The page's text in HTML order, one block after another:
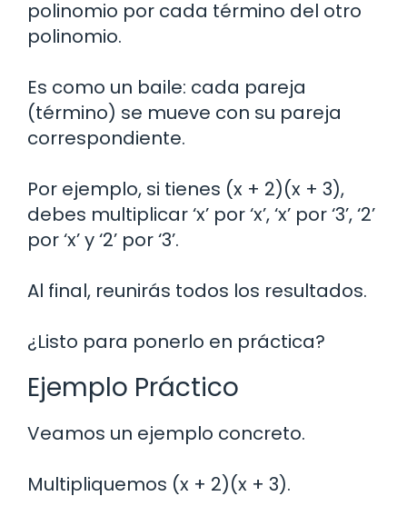
polinomio por cada término del otro
polinomio.
Es como un baile: cada pareja
(término) se mueve con su pareja
correspondiente.
Por ejemplo, si tienes (x + 2)(x + 3),
debes multiplicar ‘x’ por ‘x’, ‘x’ por ‘3’, ‘2’
por ‘x’ y ‘2’ por ‘3’.
Al final, reunirás todos los resultados.
¿Listo para ponerlo en práctica?
Ejemplo Práctico
Veamos un ejemplo concreto.
Multipliquemos (x + 2)(x + 3).